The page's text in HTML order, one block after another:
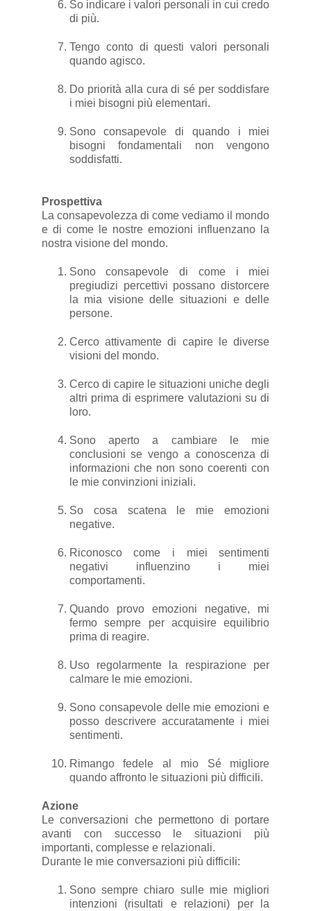
So indicare i valori personali in cui credo
di più.
Tengo conto di questi valori personali
quando agisco.
Do priorità alla cura di sé per soddisfare
i miei bisogni più elementari.
Sono consapevole di quando i miei
bisogni fondamentali non vengono
soddisfatti.
Prospettiva
La consapevolezza di come vediamo il mondo
e di come le nostre emozioni influenzano la
nostra visione del mondo.
Sono consapevole di come i miei
pregiudizi percettivi possano distorcere
la mia visione delle situazioni e delle
persone.
Cerco attivamente di capire le diverse
visioni del mondo.
Cerco di capire le situazioni uniche degli
altri prima di esprimere valutazioni su di
loro.
Sono aperto a cambiare le mie
conclusioni se vengo a conoscenza di
informazioni che non sono coerenti con
le mie convinzioni iniziali.
So cosa scatena le mie emozioni
negative.
Riconosco come i miei sentimenti
negativi influenzino i miei
comportamenti.
Quando provo emozioni negative, mi
fermo sempre
per acquisire equilibrio
prima di reagire.
Uso regolarmente la respirazione per
calmare le mie emozioni.
Sono consapevole delle mie emozioni e
posso descrivere accuratamente i miei
sentimenti.
Rimango fedele al mio Sé migliore
quando affronto le situazioni più difficili.
Azione
Le conversazioni che permettono di portare
avanti con successo le situazioni più
importanti, complesse e relazionali.
Durante le mie conversazioni più difficili:
Sono sempre chiaro sulle mie migliori
intenzioni (risultati e relazioni) per la